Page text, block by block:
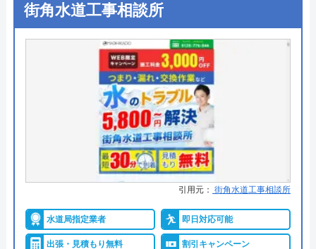
4.2（838件のクチコミ）
※クチコミの内容について
マイ箸毎日外食ボーイ
2 か月前
元加盟店です。嫌味なことを言ってくる嫌な
社員の巣窟です。女性社員はまともですが、
男性社員の対応は最悪です。社員としての給
与の低さと加盟店の会社の利益と、比較され
●定休日 年中無休
●出張見積もり 見積もり・出張費無料
現金支払、銀行振込、PayPay、ク
レジットカード
―
―
詳細は公式HPでご確認ください
トイレ専門修理屋さんは水道局指定工事店の水道業
街角水道工事相談所
引用元： 街角水道工事相談所
水道局指定業者 即日対応可能
出張・見積もり無料 割引キャンペーン